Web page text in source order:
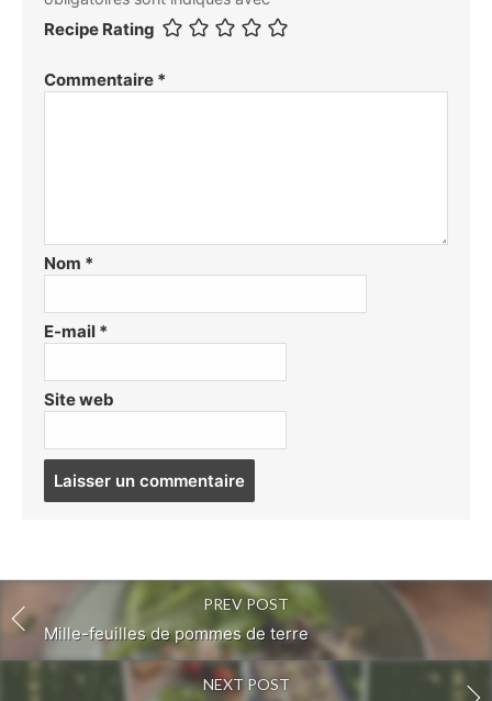
Recipe Rating
Commentaire *
Nom *
E-mail *
Site web
PREV POST
Mille-feuilles de pommes de terre
NEXT POST